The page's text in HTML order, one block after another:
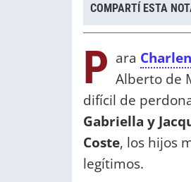
COMPARTÍ ESTA
P ara
Alberto de
difícil de
Gabriella y
Coste, los hijos
legítimos.